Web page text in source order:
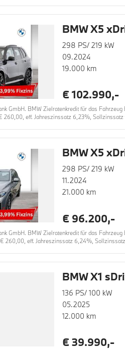
BMW X5
298 PS/ 219 kW
09.2024
19.000 km
€ 102.990,-
GmbH. BMW Zielratenkredit für das
260,00, eff. Jahreszinssatz 6,23%,
BMW X5
298 PS/ 219 kW
11.2024
21.000 km
€ 96.200,-
GmbH. BMW Zielratenkredit für das
260,00, eff. Jahreszinssatz 6,24%,
BMW X1
136 PS/ 100 kW
05.2025
12.000 km
€ 39.990,-